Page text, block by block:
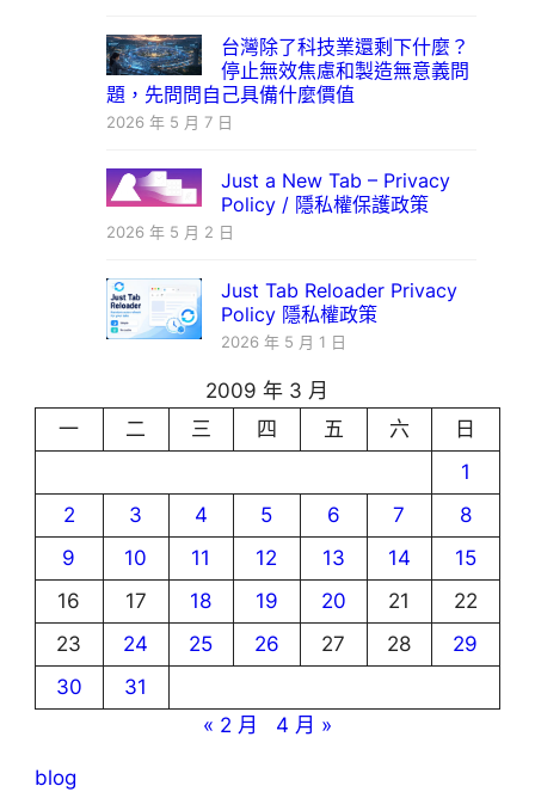
台灣除了科技業還剩下什麼？
停止無效焦慮和製造無意義問
題，先問問自己具備什麼價值
2026 年 5 月 7 日
Just a New Tab – Privacy
Policy / 隱私權保護政策
2026 年 5 月 2 日
Just Tab Reloader Privacy
Policy 隱私權政策
2026 年 5 月 1 日
2009 年 3 月
一
二 三 四 五 六
日
1
2
3 4 5 6 7
8
9
10 11 12 13 14
15
16
17 18 19 20 21
22
23
24 25 26 27 28
29
30
31
« 2 月
4 月 »
blog